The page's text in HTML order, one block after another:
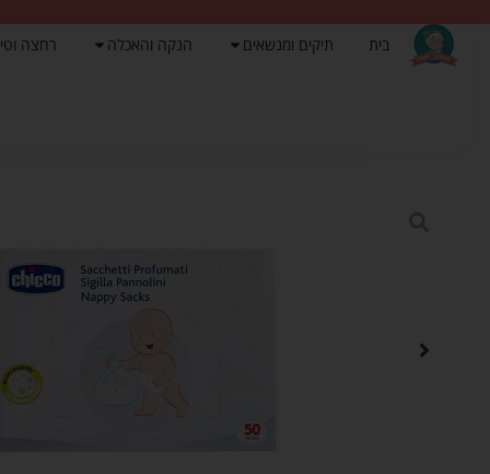
בית תיקים ומנשאים הנקה והאכלה רחצה